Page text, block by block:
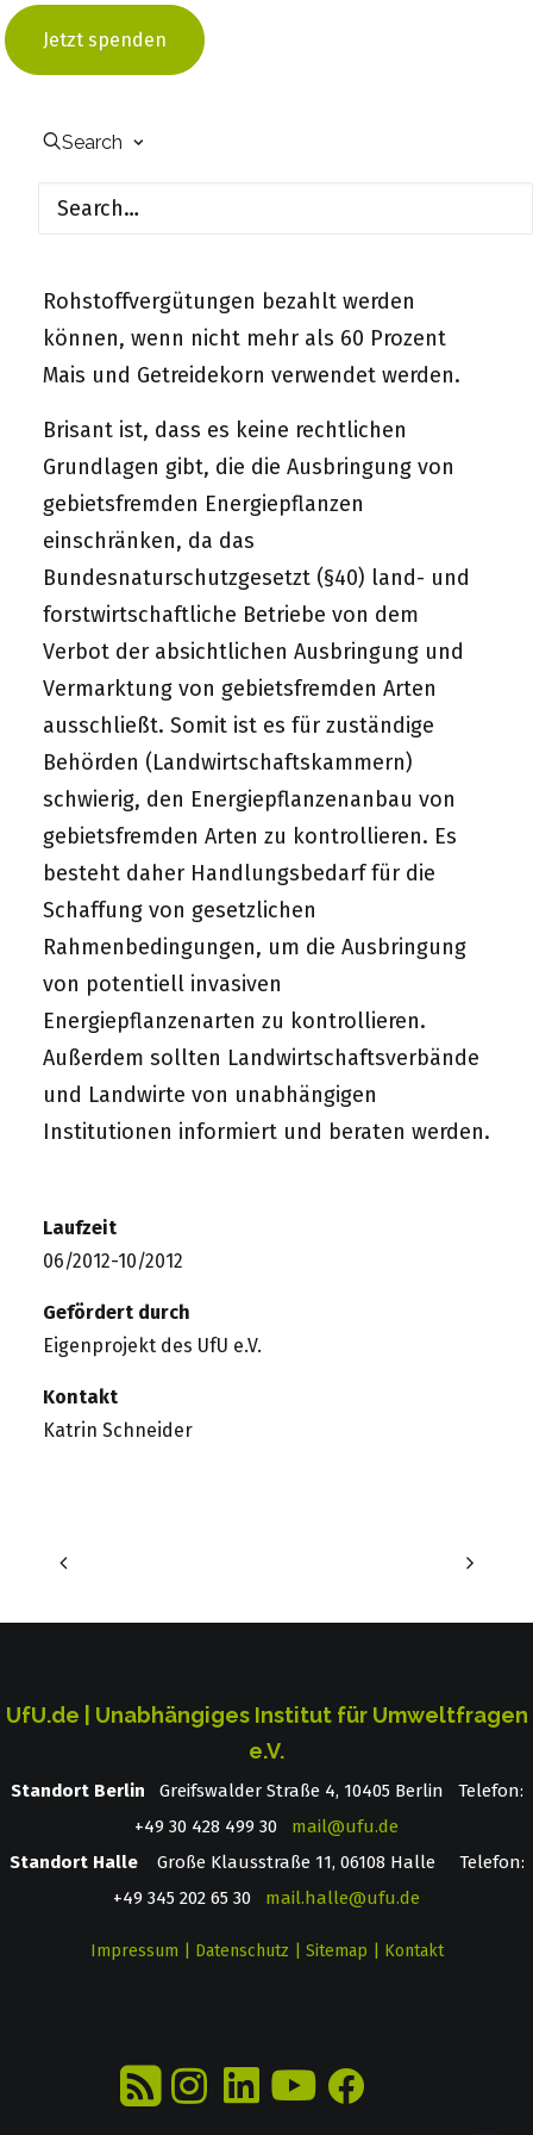
Jetzt spenden
Search
Miscanthus, Topinambur, Sorghum) befinden
sich noch in der Forschungsphase und
erlangen nicht den Ertrag vom Mais. Deshalb
Allerdings wird in Zukunft das Interesse an
Rohstoffvergütungen bezahlt werden
können, wenn nicht mehr als 60 Prozent
Mais und Getreidekorn verwendet werden.
Brisant ist, dass es keine rechtlichen
Grundlagen gibt, die die Ausbringung von
gebietsfremden Energiepflanzen
einschränken, da das
Bundesnaturschutzgesetzt (§40) land- und
forstwirtschaftliche Betriebe von dem
Verbot der absichtlichen Ausbringung und
Vermarktung von gebietsfremden Arten
ausschließt. Somit ist es für zuständige
Behörden (Landwirtschaftskammern)
schwierig, den Energiepflanzenanbau von
gebietsfremden Arten zu kontrollieren. Es
besteht daher Handlungsbedarf für die
Schaffung von gesetzlichen
Rahmenbedingungen, um die Ausbringung
von potentiell invasiven
Energiepflanzenarten zu kontrollieren.
Außerdem sollten Landwirtschaftsverbände
und Landwirte von unabhängigen
Institutionen informiert und beraten werden.
Laufzeit
06/2012-10/2012
Gefördert durch
Eigenprojekt des UfU e.V.
Kontakt
Katrin Schneider
UfU.de | Unabhängiges Institut für Umweltfragen
e.V.
Standort Berlin ­ Greifswalder Straße 4, 10405 Berlin Telefon:
+49 30 428 499 30 mail@ufu.de
Standort HalleGroße Klausstraße 11, 06108 Halle Telefon:
+49 345 202 65 30 mail.halle@ufu.de
Impressum Datenschutz Sitemap Kontakt